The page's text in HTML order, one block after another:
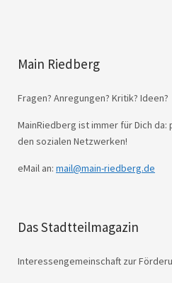
Main Riedberg
Fragen? Anregungen? Kritik? Ideen?
MainRiedberg ist immer für Dich da:
den sozialen Netzwerken!
eMail an: mail@main-riedberg.de
Das Stadtteilmagazin
Interessengemeinschaft zur